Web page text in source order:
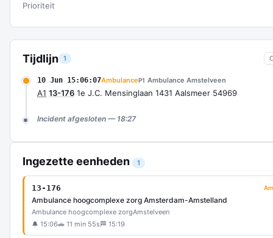
Tijdlijn 1
10 Jun 15:06:07AmbulanceP1 Ambulance Amstelveen
A1 13-176 1e J.C. Mensinglaan 1431 Aalsmeer 54969
Incident afgesloten — 18:27
Ingezette eenheden 1
13-176
Ambulance hoogcomplexe zorg Amsterdam-Amstelland
Ambulance hoogcomplexe zorgAmstelveen
🔔 15:06🚗 11 min 55s 🏁 15:19
Prioriteit